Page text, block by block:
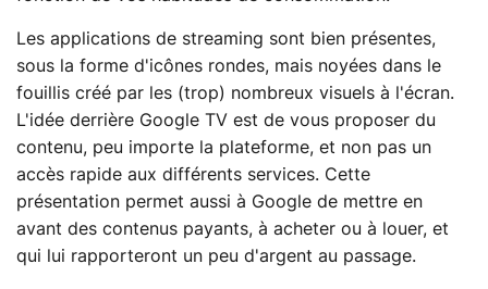
Les applications de streaming sont bien présentes,
sous la forme d'icônes rondes, mais noyées dans le
fouillis créé par les (trop) nombreux visuels à l'écran.
L'idée derrière Google TV est de vous proposer du
contenu, peu importe la plateforme, et non pas un
accès rapide aux différents services. Cette
présentation permet aussi à Google de mettre en
avant des contenus payants, à acheter ou à louer, et
qui lui rapporteront un peu d'argent au passage.